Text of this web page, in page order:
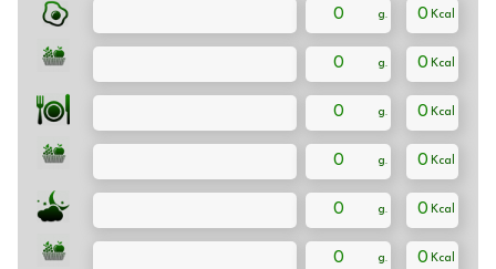
0 0
0 0
0 0
0 0
0 0
0 0